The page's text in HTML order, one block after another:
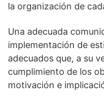
la organización de
Una adecuada
implementación de
adecuados que, a su
cumplimiento de los
motivación e